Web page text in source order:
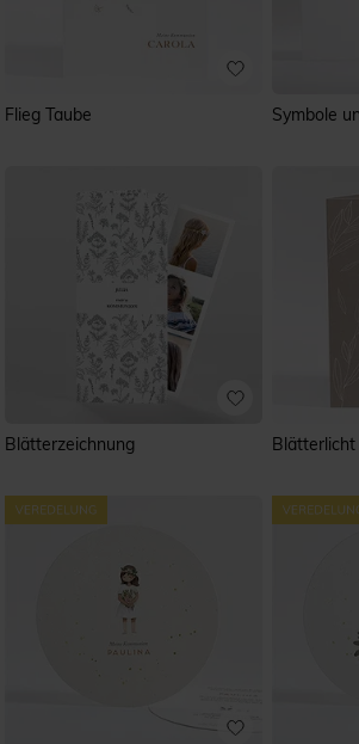
Flieg Taube Symbole
Blätterzeichnung Blätterlicht